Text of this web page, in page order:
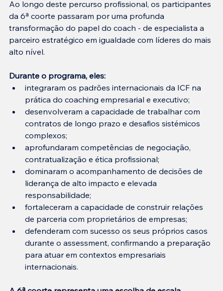
Ao longo deste percurso profissional, os participantes
da 6ª coorte passaram por uma profunda
transformação do papel do coach - de especialista a
parceiro estratégico em igualdade com líderes do mais
alto nível.
Durante o programa, eles:
integraram os padrões internacionais da ICF na
prática do coaching empresarial e executivo;
desenvolveram a capacidade de trabalhar com
contratos de longo prazo e desafios sistémicos
complexos;
aprofundaram competências de negociação,
contratualização e ética profissional;
dominaram o acompanhamento de decisões de
liderança de alto impacto e elevada
responsabilidade;
fortaleceram a capacidade de construir relações
de parceria com proprietários de empresas;
defenderam com sucesso os seus próprios casos
durante o assessment, confirmando a preparação
para atuar em contextos empresariais
internacionais.